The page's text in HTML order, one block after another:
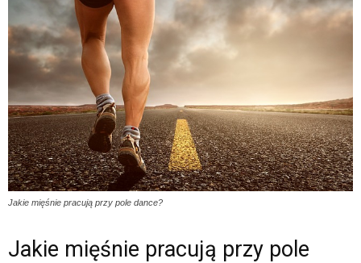
Jakie mięśnie pracują przy pole dance?
Jakie mięśnie pracują przy pole